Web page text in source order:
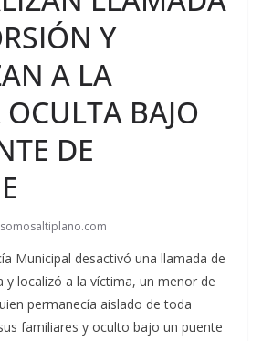
Y
A LA
BAJO
DE
somosaltiplano.com
Municipal desactivó una llamada de
localizó a la víctima, un menor de
permanecía aislado de toda
familiares y oculto bajo un puente